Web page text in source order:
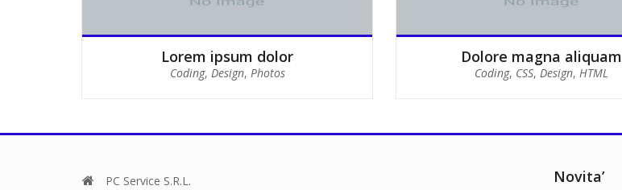
Lorem ipsum dolor
Coding, Design, Photos
Dolore magna aliquam
Coding, CSS, Design, HTML
PC Service S.R.L. Novita’